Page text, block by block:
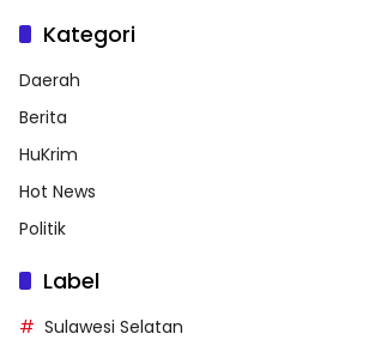
Kategori
Daerah
Berita
HuKrim
Hot News
Politik
Label
Sulawesi Selatan